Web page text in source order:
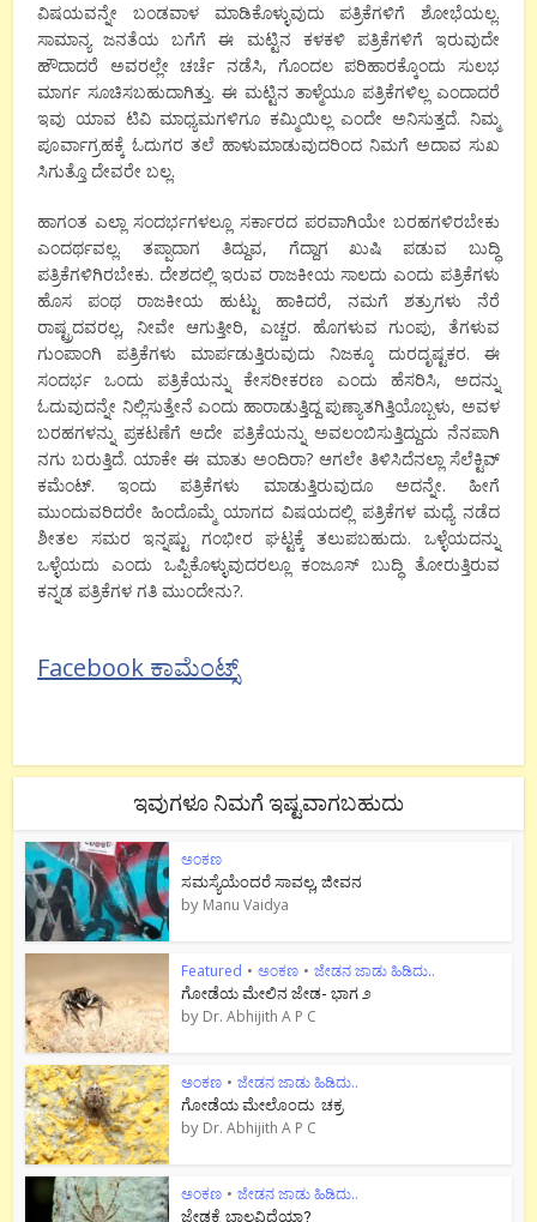
ವಿಷಯವನ್ನೇ ಬಂಡವಾಳ ಮಾಡಿಕೊಳ್ಳುವುದು ಪತ್ರಿಕೆಗಳಿಗೆ ಶೋಭೆಯಲ್ಲ.
ಸಾಮಾನ್ಯ ಜನತೆಯ ಬಗೆಗೆ ಈ ಮಟ್ಟಿನ ಕಳಕಳಿ ಪತ್ರಿಕೆಗಳಿಗೆ ಇರುವುದೇ
ಹೌದಾದರೆ ಅವರಲ್ಲೇ ಚರ್ಚೆ ನಡೆಸಿ, ಗೊಂದಲ ಪರಿಹಾರಕ್ಕೊಂದು ಸುಲಭ
ಮಾರ್ಗ ಸೂಚಿಸಬಹುದಾಗಿತ್ತು. ಈ ಮಟ್ಟಿನ ತಾಳ್ಮೆಯೂ ಪತ್ರಿಕೆಗಳಿಲ್ಲ ಎಂದಾದರೆ
ಇವು ಯಾವ ಟಿವಿ ಮಾಧ್ಯಮಗಳಿಗೂ ಕಮ್ಮಿಯಿಲ್ಲ ಎಂದೇ ಅನಿಸುತ್ತದೆ. ನಿಮ್ಮ
ಪೂರ್ವಾಗ್ರಹಕ್ಕೆ ಓದುಗರ ತಲೆ ಹಾಳುಮಾಡುವುದರಿಂದ ನಿಮಗೆ ಅದಾವ ಸುಖ
ಸಿಗುತ್ತೊ ದೇವರೇ ಬಲ್ಲ.
ಹಾಗಂತ ಎಲ್ಲಾ ಸಂದರ್ಭಗಳಲ್ಲೂ ಸರ್ಕಾರದ ಪರವಾಗಿಯೇ ಬರಹಗಳಿರಬೇಕು
ಎಂದರ್ಥವಲ್ಲ. ತಪ್ಪಾದಾಗ ತಿದ್ದುವ, ಗೆದ್ದಾಗ ಖುಷಿ ಪಡುವ ಬುದ್ಧಿ
ಪತ್ರಿಕೆಗಳಿಗಿರಬೇಕು. ದೇಶದಲ್ಲಿ ಇರುವ ರಾಜಕೀಯ ಸಾಲದು ಎಂದು ಪತ್ರಿಕೆಗಳು
ಹೊಸ ಪಂಥ ರಾಜಕೀಯ ಹುಟ್ಟು ಹಾಕಿದರೆ, ನಮಗೆ ಶತ್ರುಗಳು ನೆರೆ
ರಾಷ್ಟ್ರದವರಲ್ಲ, ನೀವೇ ಆಗುತ್ತೀರಿ, ಎಚ್ಚರ. ಹೊಗಳುವ ಗುಂಪು, ತೆಗಳುವ
ಗುಂಪಾಂಗಿ ಪತ್ರಿಕೆಗಳು ಮಾರ್ಪಡುತ್ತಿರುವುದು ನಿಜಕ್ಕೂ ದುರದೃಷ್ಟಕರ. ಈ
ಸಂದರ್ಭ ಒಂದು ಪತ್ರಿಕೆಯನ್ನು ಕೇಸರೀಕರಣ ಎಂದು ಹೆಸರಿಸಿ, ಅದನ್ನು
ಓದುವುದನ್ನೇ ನಿಲ್ಲಿಸುತ್ತೇನೆ ಎಂದು ಹಾರಾಡುತ್ತಿದ್ದ ಪುಣ್ಯಾತಗಿತ್ತಿಯೊಬ್ಬಳು, ಅವಳ
ಬರಹಗಳನ್ನು ಪ್ರಕಟಣೆಗೆ ಅದೇ ಪತ್ರಿಕೆಯನ್ನು ಅವಲಂಬಿಸುತ್ತಿದ್ದುದು ನೆನಪಾಗಿ
ನಗು ಬರುತ್ತಿದೆ. ಯಾಕೇ ಈ ಮಾತು ಅಂದಿರಾ? ಆಗಲೇ ತಿಳಿಸಿದೆನಲ್ಲಾ ಸೆಲೆಕ್ಟಿವ್
ಕಮೆಂಟ್. ಇಂದು ಪತ್ರಿಕೆಗಳು ಮಾಡುತ್ತಿರುವುದೂ ಅದನ್ನೇ. ಹೀಗೆ
ಮುಂದುವರಿದರೇ ಹಿಂದೊಮ್ಮೆ ಯಾಗದ ವಿಷಯದಲ್ಲಿ ಪತ್ರಿಕೆಗಳ ಮಧ್ಯೆ ನಡೆದ
ಶೀತಲ ಸಮರ ಇನ್ನಷ್ಟು ಗಂಭೀರ ಘಟ್ಟಕ್ಕೆ ತಲುಪಬಹುದು. ಒಳ್ಳೆಯದನ್ನು
ಒಳ್ಳೆಯದು ಎಂದು ಒಪ್ಪಿಕೊಳ್ಳುವುದರಲ್ಲೂ ಕಂಜೂಸ್ ಬುದ್ಧಿ ತೋರುತ್ತಿರುವ
ಕನ್ನಡ ಪತ್ರಿಕೆಗಳ ಗತಿ ಮುಂದೇನು?.
Facebook ಕಾಮೆಂಟ್ಸ್
ಇವುಗಳೂ ನಿಮಗೆ ಇಷ್ಟವಾಗಬಹುದು
ಅಂಕಣ
ಸಮಸ್ಯೆಯೆಂದರೆ ಸಾವಲ್ಲ, ಜೀವನ
by Manu Vaidya
Featured • ಅಂಕಣ • ಜೇಡನ ಜಾಡು ಹಿಡಿದು..
ಗೋಡೆಯ ಮೇಲಿನ ಜೇಡ- ಭಾಗ ೨
by Dr. Abhijith A P C
ಅಂಕಣ • ಜೇಡನ ಜಾಡು ಹಿಡಿದು..
ಗೋಡೆಯ ಮೇಲೊಂದು ಚಕ್ರ
by Dr. Abhijith A P C
ಅಂಕಣ • ಜೇಡನ ಜಾಡು ಹಿಡಿದು..
ಜೇಡಕ್ಕೆ ಬಾಲವಿದೆಯಾ?